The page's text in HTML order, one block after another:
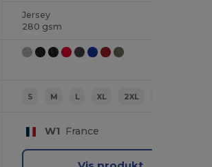
Jersey
280 gsm
S M L XL 2XL
W1 France